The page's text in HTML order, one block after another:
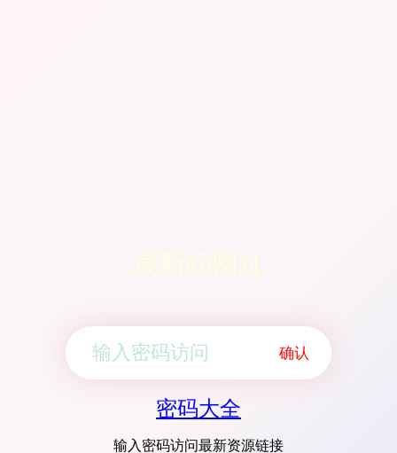
确认
密码大全
输入密码访问最新资源链接